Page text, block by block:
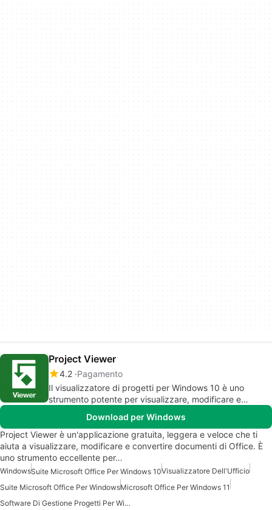
Project Viewer
4.2 Pagamento
Il visualizzatore di progetti per Windows 10 è uno
strumento potente per visualizzare, modificare e
Download per Windows
Project Viewer è un'applicazione gratuita, leggera e veloce che ti
aiuta a visualizzare, modificare e convertire documenti di Office. È
uno strumento eccellente per…
WindowsSuite Microsoft Office Per Windows 10Visualizzatore Dell'Ufficio
Suite Microsoft Office Per WindowsMicrosoft Office Per Windows 11
Software Di Gestione Progetti Per Windows 10